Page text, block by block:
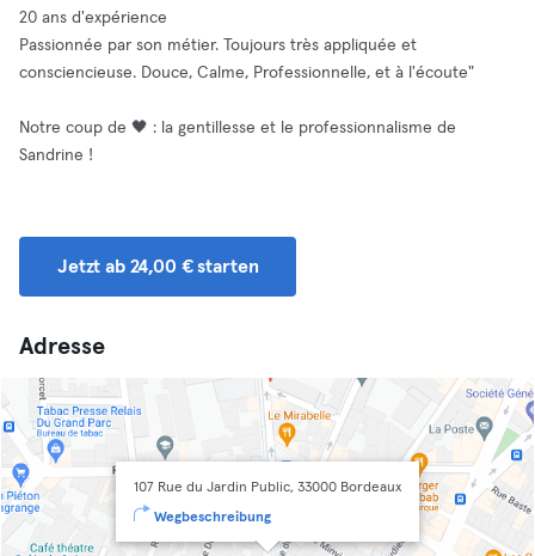
20 ans d'expérience
​Passionnée par son métier. Toujours très appliquée et
consciencieuse. Douce, Calme, Professionnelle, et à l'écoute"
Notre coup de 🖤 : la gentillesse et le professionnalisme de
Sandrine !
Jetzt ab 24,00 € starten
Adresse
107 Rue du Jardin Public, 33000 Bordeaux
Wegbeschreibung